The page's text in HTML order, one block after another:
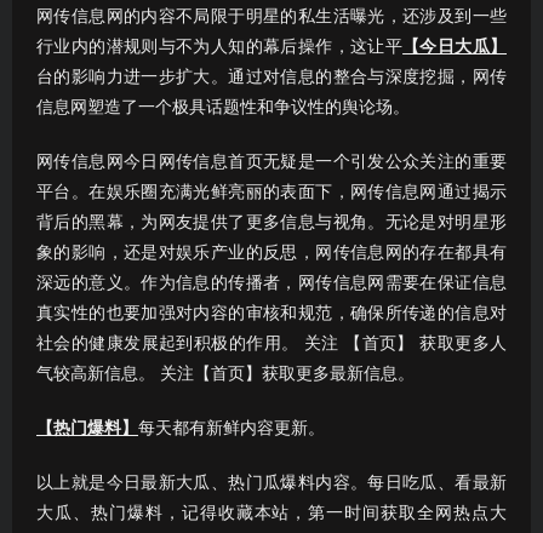
网传信息网的内容不局限于明星的私生活曝光，还涉及到一些
行业内的潜规则与不为人知的幕后操作，这让平 【今日大瓜】
台的影响力进一步扩大。通过对信息的整合与深度挖掘，网传
信息网塑造了一个极具话题性和争议性的舆论场。
网传信息网今日网传信息首页无疑是一个引发公众关注的重要
平台。在娱乐圈充满光鲜亮丽的表面下，网传信息网通过揭示
背后的黑幕，为网友提供了更多信息与视角。无论是对明星形
象的影响，还是对娱乐产业的反思，网传信息网的存在都具有
深远的意义。作为信息的传播者，网传信息网需要在保证信息
真实性的也要加强对内容的审核和规范，确保所传递的信息对
社会的健康发展起到积极的作用。 关注 【首页】 获取更多人
气较高新信息。 关注【首页】获取更多最新信息。
【热门爆料】 每天都有新鲜内容更新。
以上就是今日最新大瓜、热门瓜爆料内容。每日吃瓜、看最新
大瓜、热门爆料，记得收藏本站，第一时间获取全网热点大